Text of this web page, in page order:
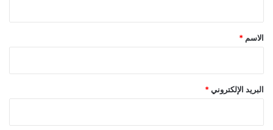
*
الاسم *
البريد الإلكتروني *